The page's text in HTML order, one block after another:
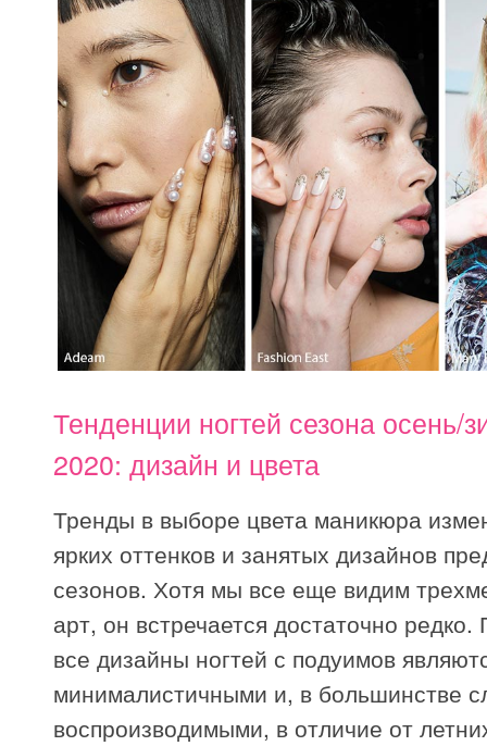
Тенденции ногтей сезона осень/
2020: дизайн и цвета
Тренды в выборе цвета маникюра
ярких оттенков и занятых дизайнов
сезонов. Хотя мы все еще видим
арт, он встречается достаточно редко.
все дизайны ногтей с подуимов
минималистичными и, в большинстве
воспроизводимыми, в отличие от